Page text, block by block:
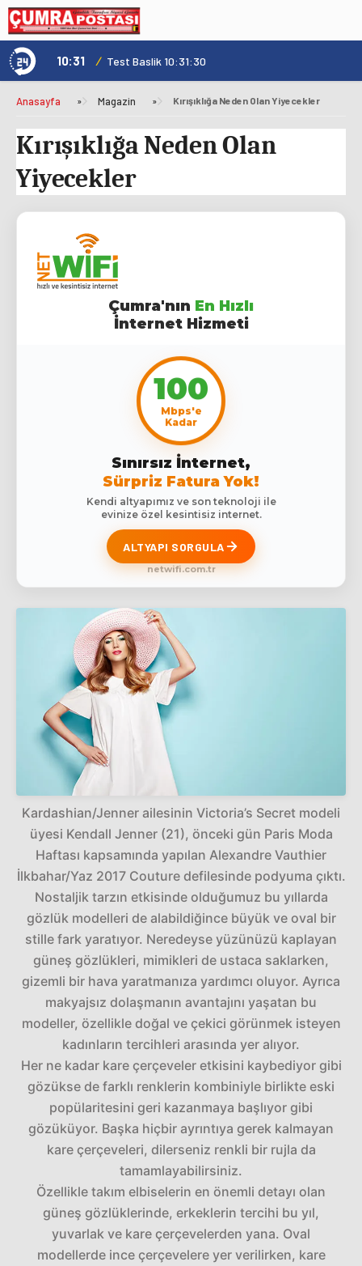
Genç Kültür Kart ile Konya'da Üniversite Yaşamı Daha Avantajlı 10:31 / Test Baslik 10:31:30
Anasayfa » Magazin » Kırışıklığa Neden Olan Yiyecekler
Kırışıklığa Neden Olan
Yiyecekler
Çumra'nın En Hızlı
İnternet Hizmeti
100
Mbps'e
Kadar
Sınırsız İnternet,
Sürpriz Fatura Yok!
Kendi altyapımız ve son teknoloji ile
evinize özel kesintisiz internet.
ALTYAPI SORGULA
netwifi.com.tr
Kardashian/Jenner ailesinin Victoria’s Secret modeli
üyesi Kendall Jenner (21), önceki gün Paris Moda
Haftası kapsamında yapılan Alexandre Vauthier
İlkbahar/Yaz 2017 Couture defilesinde podyuma çıktı.
Nostaljik tarzın etkisinde olduğumuz bu yıllarda
gözlük modelleri de alabildiğince büyük ve oval bir
stille fark yaratıyor. Neredeyse yüzünüzü kaplayan
güneş gözlükleri, mimikleri de ustaca saklarken,
gizemli bir hava yaratmanıza yardımcı oluyor. Ayrıca
makyajsız dolaşmanın avantajını yaşatan bu
modeller, özellikle doğal ve çekici görünmek isteyen
kadınların tercihleri arasında yer alıyor.
Her ne kadar kare çerçeveler etkisini kaybediyor gibi
gözükse de farklı renklerin kombiniyle birlikte eski
popülaritesini geri kazanmaya başlıyor gibi
gözüküyor. Başka hiçbir ayrıntıya gerek kalmayan
kare çerçeveleri, dilerseniz renkli bir rujla da
tamamlayabilirsiniz.
Özellikle takım elbiselerin en önemli detayı olan
güneş gözlüklerinde, erkeklerin tercihi bu yıl,
yuvarlak ve kare çerçevelerden yana. Oval
modellerde ince çerçevelere yer verilirken, kare